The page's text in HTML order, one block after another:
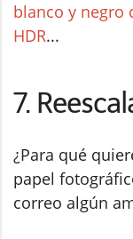
blanco y negro
HDR...
7.
¿Para qué
papel
correo algún